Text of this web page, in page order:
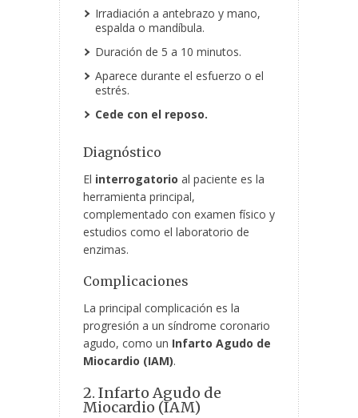
Irradiación a antebrazo y mano,
espalda o mandíbula.
Duración de 5 a 10 minutos.
Aparece durante el esfuerzo o el
estrés.
Cede con el reposo.
Diagnóstico
El interrogatorio al paciente es la
herramienta principal,
complementado con examen físico y
estudios como el laboratorio de
enzimas.
Complicaciones
La principal complicación es la
progresión a un síndrome coronario
agudo, como un Infarto Agudo de
Miocardio (IAM).
2. Infarto Agudo de
Miocardio (IAM)